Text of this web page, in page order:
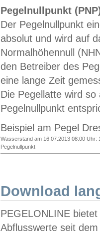
Pegelnullpunkt
Der Pegelnullpunkt
absolut und wird auf
Normalhöhennull
den Betreiber des
eine lange Zeit
Die Pegellatte wird
Pegelnullpunkt
Beispiel am Pegel
Wasserstand am 16.07.2013 08:00 Uhr:
Pegelnullpunkt
Download
PEGELONLINE
Abflusswerte seit